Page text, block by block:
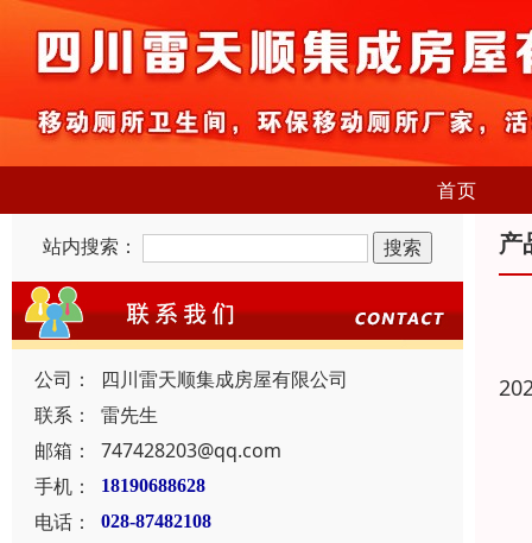
首页
站内搜索：
公司：
四川雷天顺集成房屋有限公司
联系：
雷先生
邮箱：
747428203@qq.com
手机：
18190688628
电话： 028-87482108
产